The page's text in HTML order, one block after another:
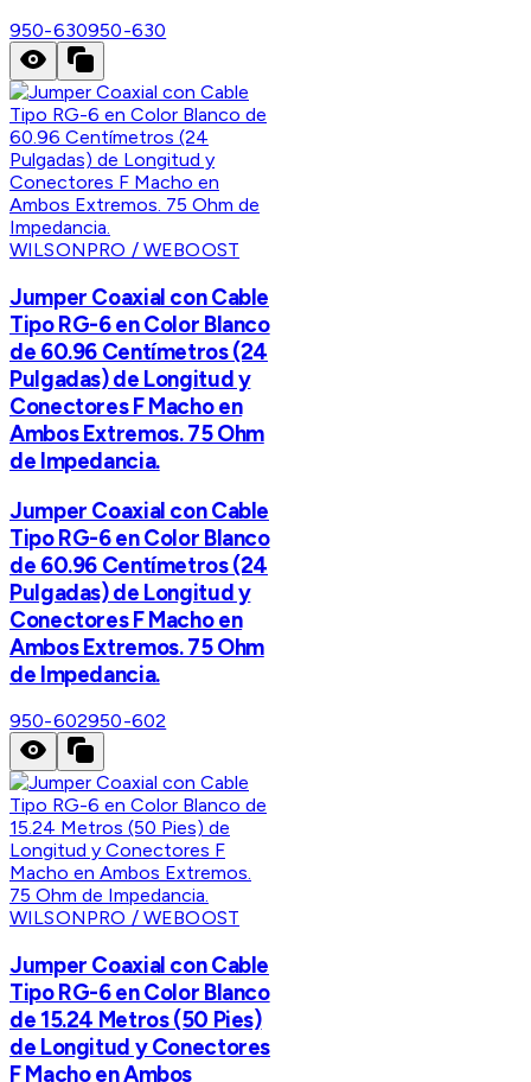
950-630950-630
WILSONPRO / WEBOOST
Jumper Coaxial con Cable
Tipo RG-6 en Color Blanco
de 60.96 Centímetros (24
Pulgadas) de Longitud y
Conectores F Macho en
Ambos Extremos. 75 Ohm
de Impedancia.
Jumper Coaxial con Cable
Tipo RG-6 en Color Blanco
de 60.96 Centímetros (24
Pulgadas) de Longitud y
Conectores F Macho en
Ambos Extremos. 75 Ohm
de Impedancia.
950-602950-602
WILSONPRO / WEBOOST
Jumper Coaxial con Cable
Tipo RG-6 en Color Blanco
de 15.24 Metros (50 Pies)
de Longitud y Conectores
F Macho en Ambos